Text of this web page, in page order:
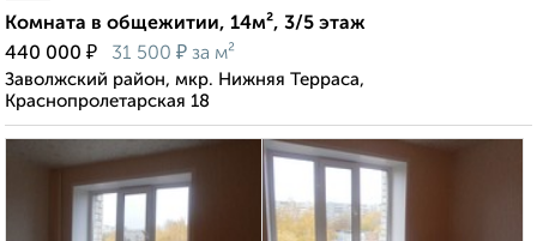
Комната в общежитии, 14м², 3/5 этаж
440 000 ₽ 31 500 ₽ за м²
Заволжский район, мкр. Нижняя Терраса,
Краснопролетарская 18